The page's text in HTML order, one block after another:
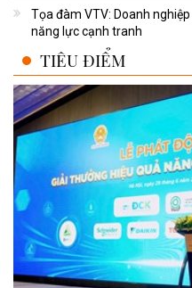
Tọa đàm VTV: Doanh
năng lực cạnh tranh
TIÊU ĐIỂM